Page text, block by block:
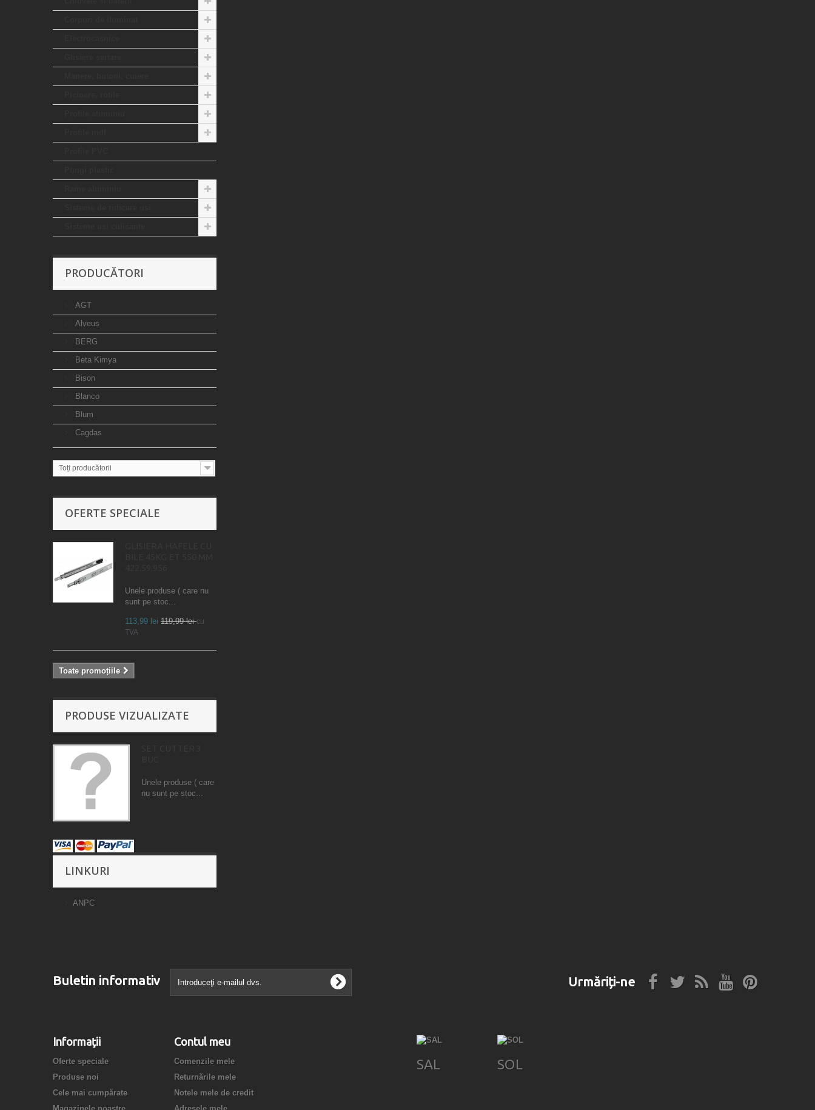
PRODUCĂTORI
AGT
Alveus
BERG
Beta Kimya
Bison
Blanco
Blum
Cagdas
Toți producătorii
OFERTE SPECIALE
Unele produse ( care nu
sunt pe stoc...
113,99 lei 119,99 leicu
TVA
Toate promoțiile
PRODUSE VIZUALIZATE
Unele produse ( care
nu sunt pe stoc...
LINKURI
ANPC
Buletin informativ Urmăriți-ne
Informaţii
Oferte speciale
Produse noi
Cele mai cumpărate
Contul meu
Comenzile mele
Returnările mele
Notele mele de credit
SAL SOL